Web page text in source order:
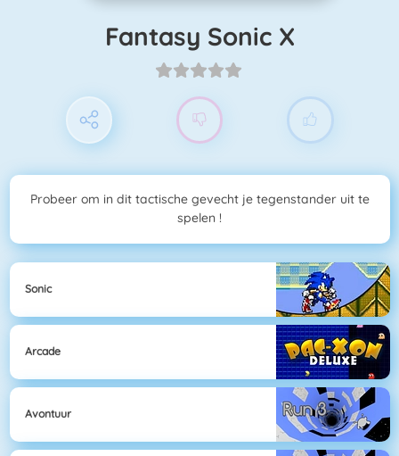
Fantasy Sonic X
Probeer om in dit tactische gevecht je tegenstander uit te
spelen !
Sonic
Arcade
Avontuur